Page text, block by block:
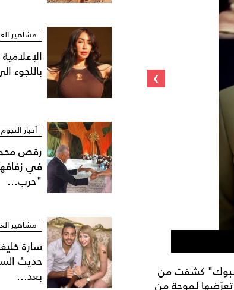
ريهام سعيد
›
كشفت من
تعرّضها لموجة من
مشاهير
باللجوء
أخبار النجوم
رقص
في
"حرب...
مشاهير
سارة
حديث
بعد...